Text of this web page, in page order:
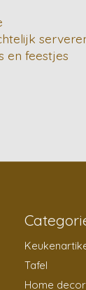
en feestjes
Tafel
Home